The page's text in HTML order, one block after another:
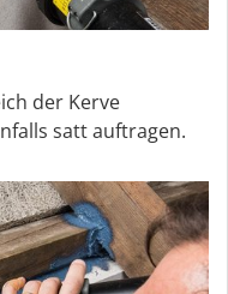
der Kerve
satt auftragen.